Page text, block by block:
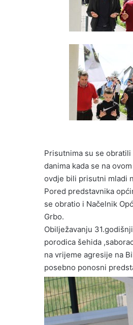
Prisutnima su se
danima kada se na
ovdje bili prisutni mladi
Pored predstavnika
se obratio i Načelnik
Grbo.
Obilježavanju
porodica šehida
na vrijeme agresije na
posebno ponosni